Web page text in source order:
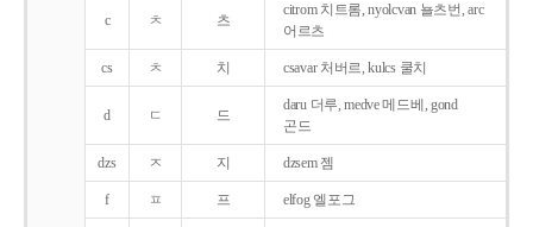
c ㅊ 츠
citrom 치트롬, nyolcvan 뇰츠번, arc
어르츠
cs ㅊ 치 csavar 처버르, kulcs 쿨치
d ㄷ 드
daru 더루, medve 메드베, gond
곤드
dzs ㅈ 지 dzsem 젬
f ㅍ 프 elfog 엘포그